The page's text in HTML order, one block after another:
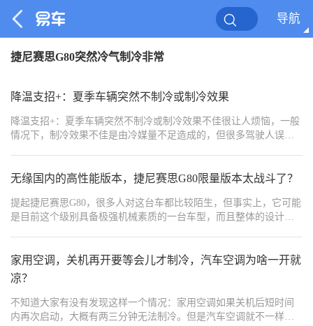
导航
捷尼赛思G80突然冷气制冷非常
降温支招+：夏季车辆突然不制冷或制冷效果
降温支招+：夏季车辆突然不制冷或制冷效果不佳很让人烦恼，一般
情况下，制冷效果不佳是由冷媒量不足造成的，但很多驾驶人误认
空间就会有限，使得热转换能力降低，影响制冷效果。车辆突然不
的工作，从而空调停止制冷，驾驶人把车速降下来空调就可以恢复
工作了。还有一个原因，就是水箱、冷凝器被柳絮、飞虫等物体堵
无缘国内的高性能版本，捷尼赛思G80限量版本太战斗了？
提起捷尼赛思G80，很多人对这台车都比较陌生，但事实上，它可能
是目前这个级别具备极强机械素质的一台车型，而且整体的设计也
Special，不过，这台车仅仅只在中东地区发售，并且仅仅限量20
台。
家用空调，关机再开要等会儿才制冷，汽车空调为啥一开就
凉？
不知道大家有没有发现这样一个情况：家用空调如果关机后短时间
内再次启动，大概有两三分钟无法制冷。但是汽车空调就不一样